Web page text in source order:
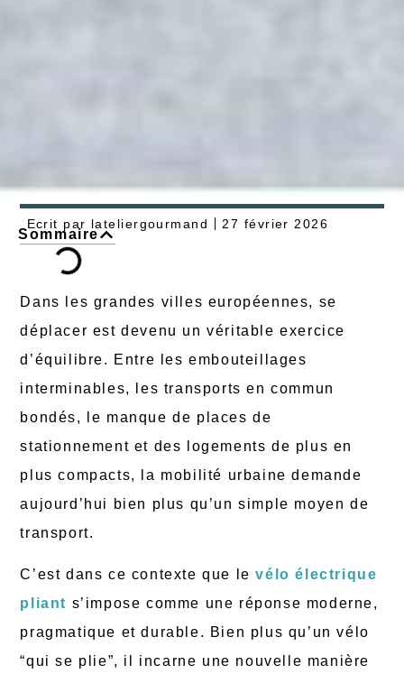
Ecrit par lateliergourmand 27 février 2026
Sommaire
Dans les grandes villes européennes, se
déplacer est devenu un véritable exercice
d’équilibre. Entre les embouteillages
interminables, les transports en commun
bondés, le manque de places de
stationnement et des logements de plus en
plus compacts, la mobilité urbaine demande
aujourd’hui bien plus qu’un simple moyen de
transport.
C’est dans ce contexte que levélo électrique
pliant s’impose comme une réponse moderne,
pragmatique et durable. Bien plus qu’un vélo
“qui se plie”, il incarne une nouvelle manière